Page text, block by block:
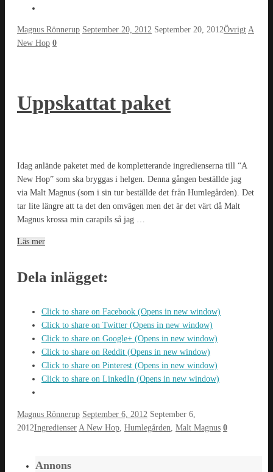
Magnus Rönnerup September 20, 2012 September 20, 2012Övrigt A
New Hop 0
Uppskattat paket
Idag anlände paketet med de kompletterande ingredienserna till “A
New Hop” som ska bryggas i helgen. Denna gången beställde jag
via Malt Magnus (som i sin tur beställde det från Humlegården). Det
tar lite längre att ta det den omvägen men det är det värt då Malt
Magnus krossa min carapils så jag …
Läs mer
Dela inlägget:
Click to share on Facebook (Opens in new window)
Click to share on Twitter (Opens in new window)
Click to share on Google+ (Opens in new window)
Click to share on Reddit (Opens in new window)
Click to share on Pinterest (Opens in new window)
Click to share on LinkedIn (Opens in new window)
Magnus Rönnerup September 6, 2012 September 6,
2012Ingredienser A New Hop Humlegården Malt Magnus 0
Annons